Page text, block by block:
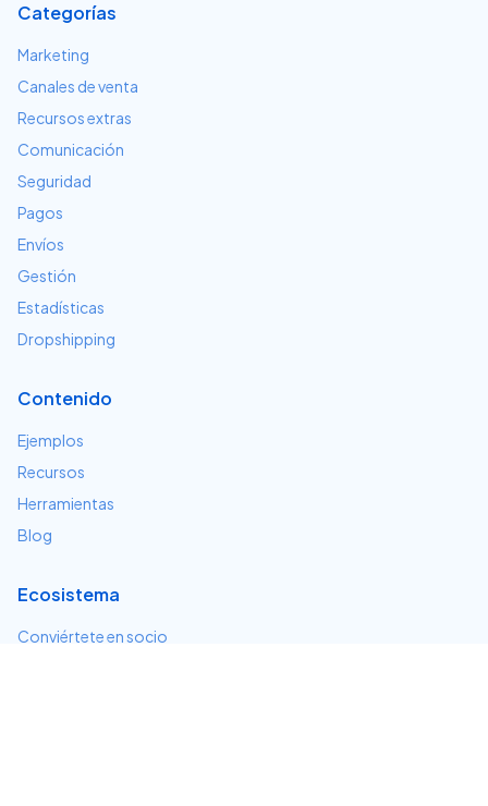
Categorías
Marketing
Canales de venta
Recursos extras
Comunicación
Seguridad
Pagos
Envíos
Gestión
Estadísticas
Dropshipping
Contenido
Ejemplos
Recursos
Herramientas
Blog
Ecosistema
Conviértete en socio